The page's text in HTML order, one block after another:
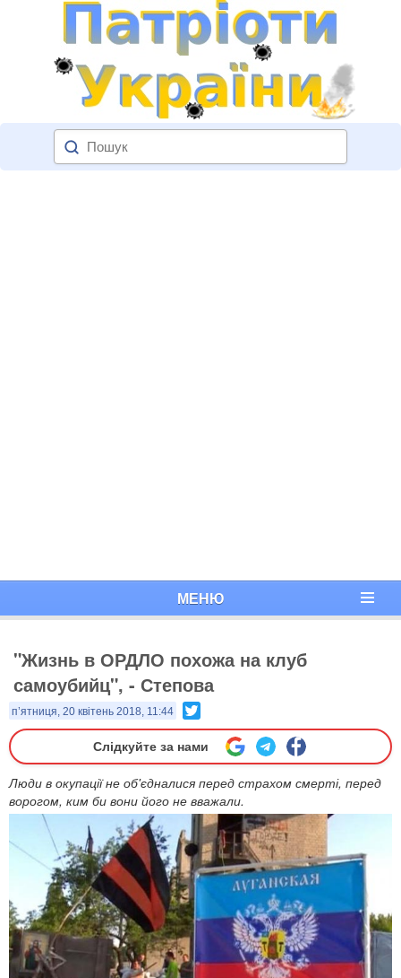
МЕНЮ
"Жизнь в ОРДЛО похожа на клуб
самоубийц", - Степова
п’ятниця, 20 квітень 2018, 11:44
Слідкуйте за нами
Люди в окупації не об'єдналися перед страхом смерті, перед
ворогом, ким би вони його не вважали.